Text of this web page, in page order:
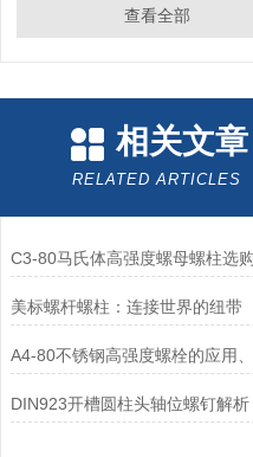
查看全部
相关文章
RELATED ARTICLES
美标螺杆螺柱：连接世界的纽带